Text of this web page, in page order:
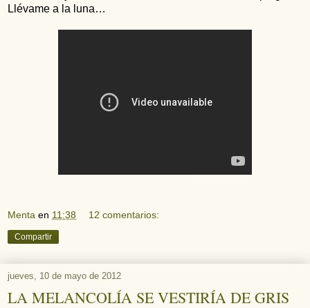
Llévame a la luna…
Menta en 11:38 12 comentarios:
Compartir
jueves, 10 de mayo de 2012
LA MELANCOLÍA SE VESTIRÍA DE GRIS